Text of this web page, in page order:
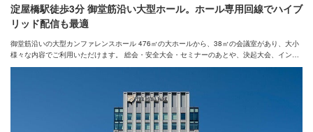
淀屋橋駅徒歩3分 御堂筋沿い大型ホール。ホール専用回線でハイブ
リッド配信も最適
御堂筋沿いの大型カンファレンスホール 476㎡の大ホールから、38㎡の会議室があり、大小
様々な内容でご利用いただけます。 総会・安全大会・セミナーのあとや、決起大会、インタ
ーン・内定者懇親会など、多くの企業様に懇親会と合わせてご利用いただいております。 新